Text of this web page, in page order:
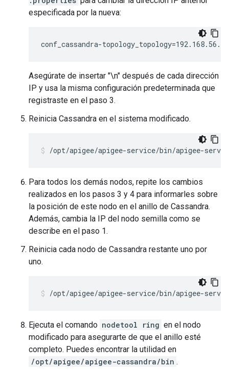
especificada por la nueva:
conf_cassandra-
Asegúrate de insertar "\n" después de cada dirección
IP y usa la misma configuración predeterminada que
registraste en el paso 3.
Reinicia Cassandra en el sistema modificado.
/opt/apigee/apigee-service/bin/apigee-
Para todos los demás nodos, repite los cambios
realizados en los pasos 3 y 4 para informarles sobre
la posición de este nodo en el anillo de Cassandra.
Además, cambia la IP del nodo semilla como se
describe en el paso 1.
Reinicia cada nodo de Cassandra restante uno por
uno.
/opt/apigee/apigee-service/bin/apigee-
Ejecuta el comando nodetool ring en el nodo
modificado para asegurarte de que el anillo esté
completo. Puedes encontrar la utilidad en
/opt/apigee/apigee-cassandra/bin .